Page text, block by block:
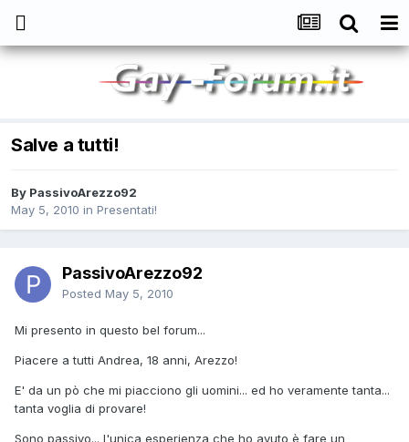
Salve a tutti!
By PassivoArezzo92
May 5, 2010 in Presentati!
PassivoArezzo92
Posted May 5, 2010
Mi presento in questo bel forum...
Piacere a tutti Andrea, 18 anni, Arezzo!
E' da un pò che mi piacciono gli uomini... ed ho veramente tanta...
tanta voglia di provare!
Sono passivo... l'unica esperienza che ho avuto è fare un